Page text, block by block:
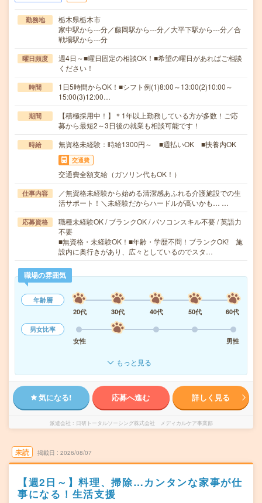
勤務地
栃木県栃木市
家中駅から---分／藤岡駅から---分／大平下駅から---分／合
戦場駅から---分
曜日頻度
週4日～■曜日固定の相談OK！■希望の曜日があればご相談
ください！
時間
1日5時間からOK！■シフト例(1)8:00～13:00(2)10:00～
15:00(3)12:00…
期間
【積極採用中！】＊1年以上勤務している方が多数！ご応
募から最短2～3日後の就業も相談可能です！
時給 無資格未経験：時給1300円～ ■週払いOK ■扶養内OK
交通費
交通費全額支給（ガソリン代もOK！）
仕事内容
／無資格未経験から始める清潔感あふれる介護施設での生
活サポート！＼未経験だからハードルが高いかも… …
応募資格
職種未経験OK / ブランクOK / パソコンスキル不要 / 英語力
不要
■無資格・未経験OK！■年齢・学歴不問！ブランクOK! 施
設内に奥行きがあり、広々としているのでスタ…
職場の雰囲気
年齢層
20代
30代 40代 50代
60代
男女比率
女性
男性
もっと見る
気になる! 応募へ進む 詳しく見る
派遣会社 日研トータルソーシング株式会社 メディカルケア事業部
未読 掲載日 2026/08/07
【週2日～】料理、掃除…カンタンな家事が仕
事になる！生活支援